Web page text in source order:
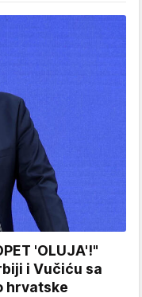
'OLUJA'!"
i Vučiću sa
hrvatske